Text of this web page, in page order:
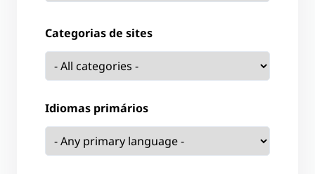
Categorias de sites
Idiomas primários